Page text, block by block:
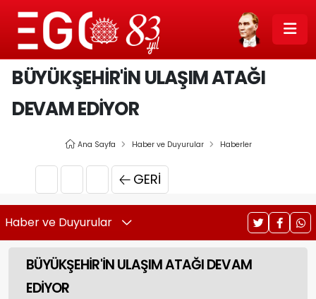
BÜYÜKŞEHİR'İN ULAŞIM ATAĞI
DEVAM EDİYOR
Ana Sayfa Haber ve Duyurular Haberler
GERI
Haber ve Duyurular
BÜYÜKŞEHİR'İN ULAŞIM ATAĞI DEVAM
EDİYOR